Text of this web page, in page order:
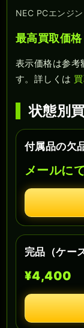
NEC PCエンジ
最高買取価
表示価格は参考
す。詳しくは
状態別
付属品の欠
メールに
完品（ケー
¥4,400